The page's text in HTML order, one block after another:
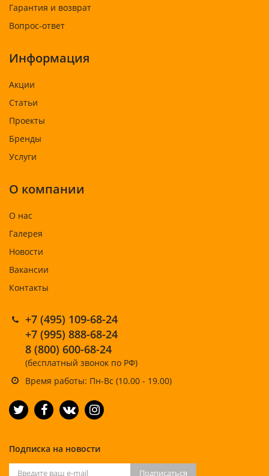
Гарантия и возврат
Вопрос-ответ
Информация
Акции
Статьи
Проекты
Бренды
Услуги
О компании
О нас
Галерея
Новости
Вакансии
Контакты
+7 (495) 109-68-24
+7 (995) 888-68-24
8 (800) 600-68-24
(бесплатный звонок по РФ)
Время работы: Пн-Вс (10.00 - 19.00)
Подписка на новости
Подписаться